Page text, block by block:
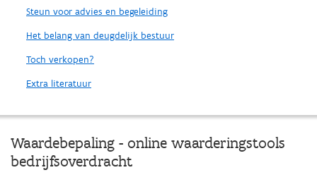
Steun voor advies en begeleiding
Het belang van deugdelijk bestuur
Toch verkopen?
Extra literatuur
Waardebepaling - online waarderingstools
bedrijfsoverdracht